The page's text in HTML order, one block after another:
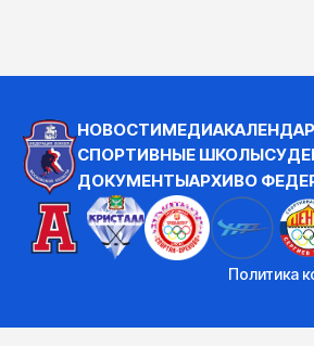
НОВОСТИМЕДИА
СПОРТИВНЫЕ ШКОЛЫ
ДОКУМЕНТЫАРХИВО
Политика